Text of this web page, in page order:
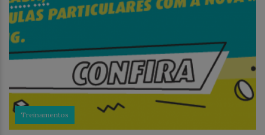
Treinamentos